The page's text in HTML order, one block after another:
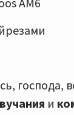
господа,
и